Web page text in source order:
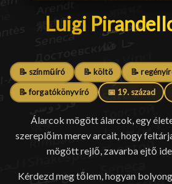
Luigi
Luigi
📝 színműíró 📝 költő 📝
📝 forgatókönyvíró 📅 19. század
Álarcok mögött álarcok, egy
szereplőim merev arcait, hogy
mögött rejlő, zavarba ejtő
Kérdezd meg tőlem, hogyan